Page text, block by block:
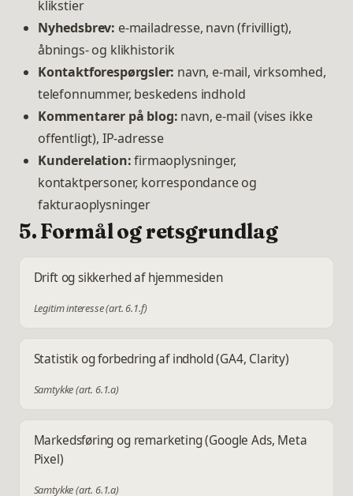
klikstier
Nyhedsbrev: e-mailadresse, navn (frivilligt),
åbnings- og klikhistorik
Kontaktforespørgsler: navn, e-mail, virksomhed,
telefonnummer, beskedens indhold
Kommentarer på blog: navn, e-mail (vises ikke
offentligt), IP-adresse
Kunderelation:firmaoplysninger,
kontaktpersoner, korrespondance og
fakturaoplysninger
5. Formål og retsgrundlag
Drift og sikkerhed af hjemmesiden
Legitim interesse (art. 6.1.f)
Statistik og forbedring af indhold (GA4, Clarity)
Samtykke (art. 6.1.a)
Markedsføring og remarketing (Google Ads, Meta
Pixel)
Samtykke (art. 6.1.a)